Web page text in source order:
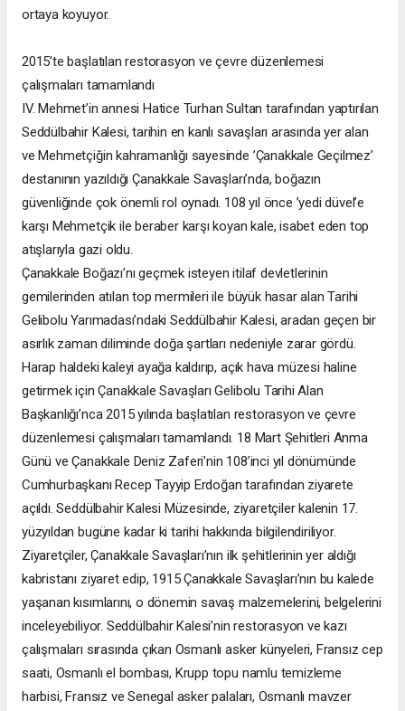
ortaya koyuyor.
2015’te başlatılan restorasyon ve çevre düzenlemesi
çalışmaları tamamlandı
IV. Mehmet’in annesi Hatice Turhan Sultan tarafından yaptırılan
Seddülbahir Kalesi, tarihin en kanlı savaşları arasında yer alan
ve Mehmetçiğin kahramanlığı sayesinde ’Çanakkale Geçilmez’
destanının yazıldığı Çanakkale Savaşları’nda, boğazın
güvenliğinde çok önemli rol oynadı. 108 yıl önce ’yedi düvel’e
karşı Mehmetçik ile beraber karşı koyan kale, isabet eden top
atışlarıyla gazi oldu.
Çanakkale Boğazı’nı geçmek isteyen itilaf devletlerinin
gemilerinden atılan top mermileri ile büyük hasar alan Tarihi
Gelibolu Yarımadası’ndaki Seddülbahir Kalesi, aradan geçen bir
asırlık zaman diliminde doğa şartları nedeniyle zarar gördü.
Harap haldeki kaleyi ayağa kaldırıp, açık hava müzesi haline
getirmek için Çanakkale Savaşları Gelibolu Tarihi Alan
Başkanlığı’nca 2015 yılında başlatılan restorasyon ve çevre
düzenlemesi çalışmaları tamamlandı. 18 Mart Şehitleri Anma
Günü ve Çanakkale Deniz Zaferi’nin 108’inci yıl dönümünde
Cumhurbaşkanı Recep Tayyip Erdoğan tarafından ziyarete
açıldı. Seddülbahir Kalesi Müzesinde, ziyaretçiler kalenin 17.
yüzyıldan bugüne kadar ki tarihi hakkında bilgilendiriliyor.
Ziyaretçiler, Çanakkale Savaşları’nın ilk şehitlerinin yer aldığı
kabristanı ziyaret edip, 1915 Çanakkale Savaşları’nın bu kalede
yaşanan kısımlarını, o dönemin savaş malzemelerini, belgelerini
inceleyebiliyor. Seddülbahir Kalesi’nin restorasyon ve kazı
çalışmaları sırasında çıkan Osmanlı asker künyeleri, Fransız cep
saati, Osmanlı el bombası, Krupp topu namlu temizleme
harbisi, Fransız ve Senegal asker palaları, Osmanlı mavzer